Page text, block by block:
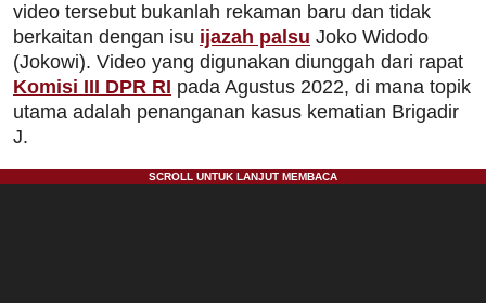
video tersebut bukanlah rekaman baru dan tidak
berkaitan dengan isu ijazah palsu Joko Widodo
(Jokowi). Video yang digunakan diunggah dari rapat
Komisi III DPR RI pada Agustus 2022, di mana topik
utama adalah penanganan kasus kematian Brigadir
J.